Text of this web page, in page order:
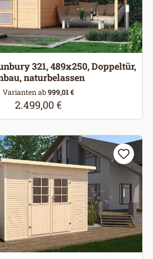
321, 489x250, Doppeltür,
naturbelassen
Varianten ab999,01 €
Regulärer Preis:
2.499,00 €